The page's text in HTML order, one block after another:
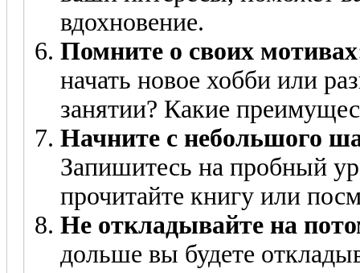
вдохновение.
Помните о своих
начать новое хобби или
занятии? Какие
Начните с небольшого
Запишитесь на пробный
прочитайте книгу или
Не откладывайте на
дольше вы будете